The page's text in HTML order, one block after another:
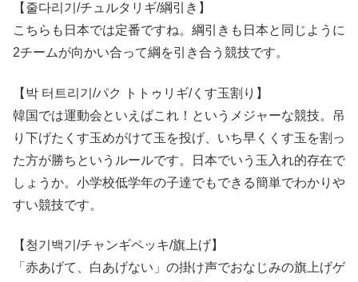
【줄다리기/チュルタリギ/綱引き】
こちらも日本では定番ですね。綱引きも日本と同じように
2チームが向かい合って綱を引き合う競技です。
【박 터트리기/パク トトゥリギ/くす玉割り】
韓国では運動会といえばこれ！というメジャーな競技。吊
り下げたくす玉めがけて玉を投げ、いち早くくす玉を割っ
た方が勝ちというルールです。日本でいう玉入れ的存在で
しょうか。小学校低学年の子達でもできる簡単でわかりや
すい競技です。
【청기백기/チャンギペッキ/旗上げ】
「赤あげて、白あげない」の掛け声でおなじみの旗上げゲ